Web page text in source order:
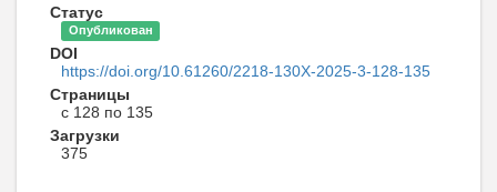
Статус
Опубликован
DOI
https://doi.org/10.61260/2218-130X-2025-3-128-135
Страницы
с 128 по 135
Загрузки
375